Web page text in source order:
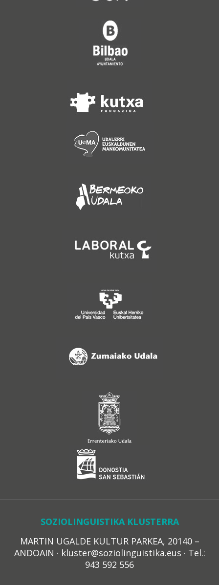
SOZIOLINGUISTIKA KLUSTERRA
MARTIN UGALDE KULTUR PARKEA, 20140 –
ANDOAIN · kluster@soziolinguistika.eus · Tel.:
943 592 556